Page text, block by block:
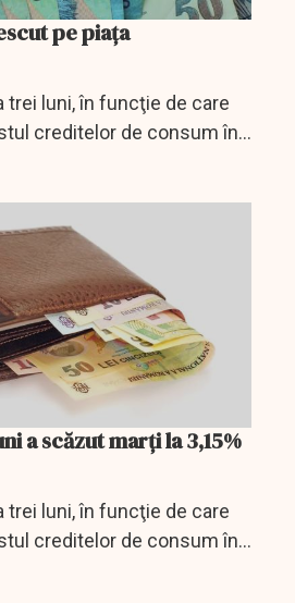
pe piaţa
trei luni, în funcţie de care
creditelor de consum în
a crescut miercuri, pe
a scăzut marţi la 3,15%
trei luni, în funcţie de care
creditelor de consum în
a scăzut marţi, pe